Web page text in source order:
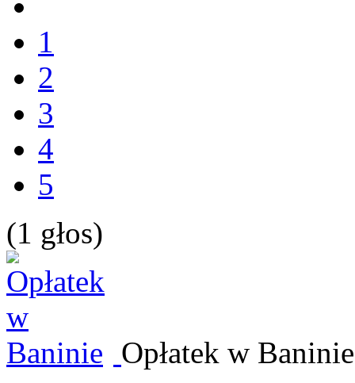
1
2
3
4
5
(1 głos)
Opłatek w Baninie